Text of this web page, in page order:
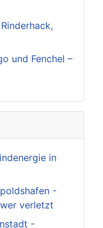
und Fenchel –
in
-
verletzt
-